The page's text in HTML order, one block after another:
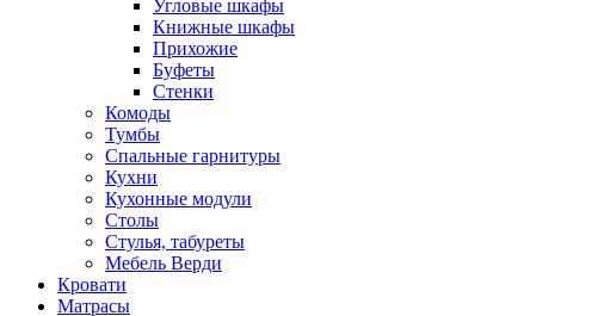
Угловые шкафы
Книжные шкафы
Прихожие
Буфеты
Стенки
Комоды
Тумбы
Спальные гарнитуры
Кухни
Кухонные модули
Столы
Стулья, табуреты
Мебель Верди
Кровати
Матрасы